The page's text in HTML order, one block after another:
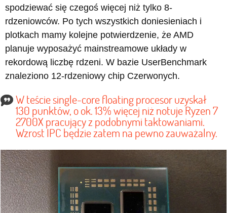
spodziewać się czegoś więcej niż tylko 8-
rdzeniowców. Po tych wszystkich doniesieniach i
plotkach mamy kolejne potwierdzenie, że AMD
planuje wyposażyć mainstreamowe układy w
rekordową liczbę rdzeni. W bazie UserBenchmark
znaleziono 12-rdzeniowy chip Czerwonych.
W teście single-core floating procesor uzyskał
130 punktów, o ok. 13% więcej niż notuje Ryzen 7
2700X pracujący z podobnymi taktowaniami.
Wzrost IPC będzie zatem na pewno zauważalny.